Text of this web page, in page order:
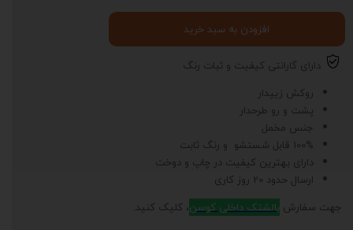
دارای گارانتی کیفیت و ثبات رنگ
روکش زیپدار
پشت و رو طرحدار
جنس مخمل
100% قابل شستشو و رنگ ثابت
دارای بهترین کیفیت در چاپ و دوخت
ارسال حدود 20 روز کاری
جهت سفارش بالشتک داخلی کوسن، کلیک کنید.
افزودن به سبد خرید